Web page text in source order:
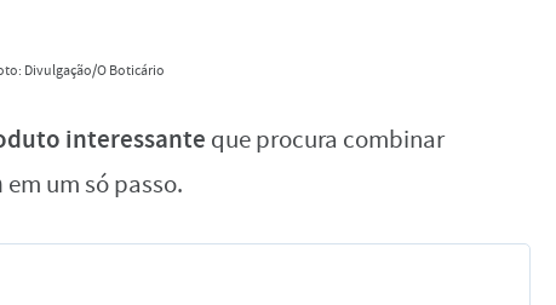
Divulgação/O Boticário
interessante que procura combinar
em um só passo.